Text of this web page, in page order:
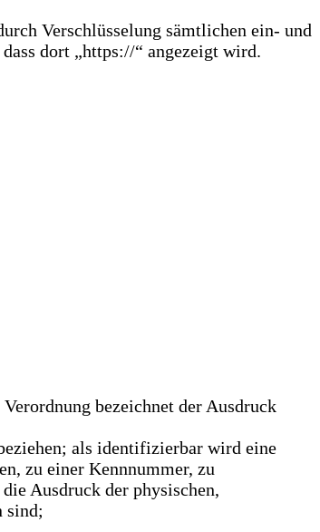
Verschlüsselung sämtlichen ein- und
dort „https://“ angezeigt wird.
bezeichnet der Ausdruck
als identifizierbar wird eine
zu einer Kennnummer, zu
Ausdruck der physischen,
sind;